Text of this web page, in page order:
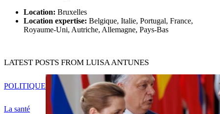
Location: Bruxelles
Location expertise: Belgique, Italie, Portugal, France,
Royaume-Uni, Autriche, Allemagne, Pays-Bas
LATEST POSTS FROM LUISA ANTUNES
La santé
POLITIQUE